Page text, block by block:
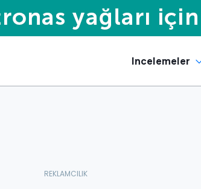
Incelemeler